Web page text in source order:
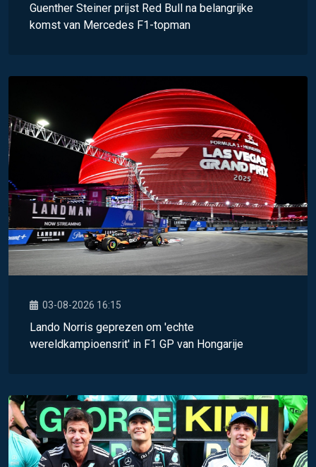
Guenther Steiner prijst Red Bull na belangrijke
komst van Mercedes F1-topman
03-08-2026 16:15
Lando Norris geprezen om 'echte
wereldkampioensrit' in F1 GP van Hongarije